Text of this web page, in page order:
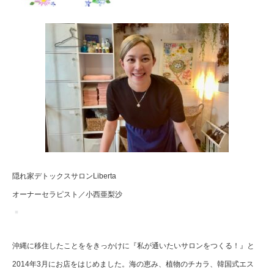
隠れ家デトックスサロンLiberta
オーナーセラピスト／小西亜梨沙
沖縄に移住したことををきっかけに『私が通いたいサロンをつくる！』と
2014年3月にお店をはじめました。海の恵み、植物のチカラ、韓国式エス